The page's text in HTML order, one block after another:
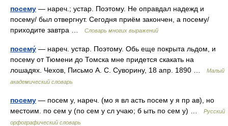
посему — нареч.; устар. Поэтому. Не оправдал надежд и
посему/ был отвергнут. Сегодня приём закончен, а посему/
приходите завтра …
Словарь многих выражений
посему́ — нареч. устар. Поэтому. Обь еще покрыта льдом, и
посему от Тюмени до Томска мне придется скакать на
лошадях. Чехов, Письмо А. С. Суворину, 18 апр. 1890 …
Малый
академический словарь
посему — посем у, нареч. (мо я вл асть посем у я пр ав), но
местоим. по сем у (по сем у сл учаю; б ыть по сем у) …
Русский
орфографический словарь